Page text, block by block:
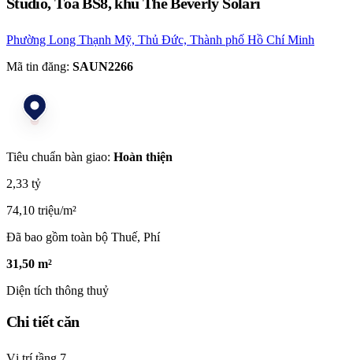
Phường Long Thạnh Mỹ, Thủ Đức, Thành phố Hồ Chí Minh
Mã tin đăng: SAUN2266
Tiêu chuẩn bàn giao: Hoàn thiện
2,33 tỷ
74,10 triệu/m²
Đã bao gồm toàn bộ Thuế, Phí
31,50 m²
Diện tích thông thuỷ
Chi tiết căn